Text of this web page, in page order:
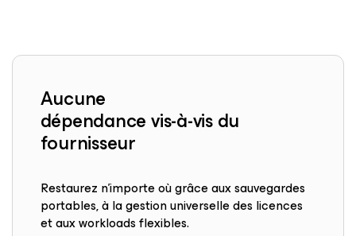
Aucune
dépendance vis-à-vis du
fournisseur
Restaurez n’importe où grâce aux sauvegardes
portables, à la gestion universelle des licences
et aux workloads flexibles.